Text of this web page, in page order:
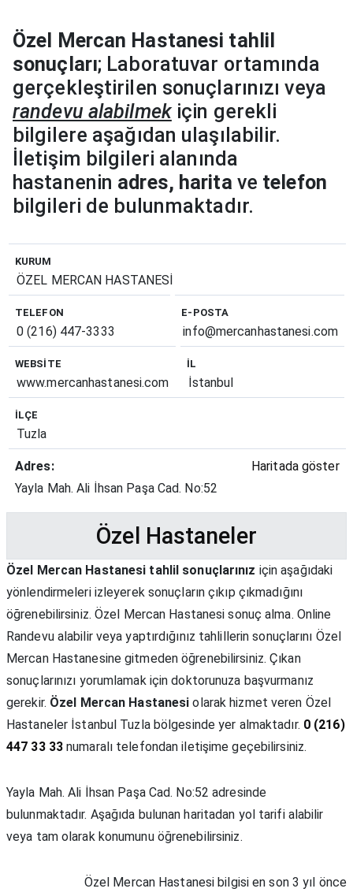
Özel Mercan Hastanesi tahlil
sonuçları; Laboratuvar ortamında
gerçekleştirilen sonuçlarınızı veya
randevu alabilmekiçin gerekli
bilgilere aşağıdan ulaşılabilir.
İletişim bilgileri alanında
hastanenin adres, harita ve telefon
bilgileri de bulunmaktadır.
KURUM
ÖZEL MERCAN HASTANESİ
TELEFON
0 (216) 447-3333
E-POSTA
info@mercanhastanesi.com
WEBSITE
www.mercanhastanesi.com
İL
İstanbul
İLÇE
Tuzla
Adres:
Haritada göster
Yayla Mah. Ali İhsan Paşa Cad. No:52
Özel Hastaneler
Özel Mercan Hastanesi tahlil sonuçlarınız için aşağıdaki
yönlendirmeleri izleyerek sonuçların çıkıp çıkmadığını
öğrenebilirsiniz. Özel Mercan Hastanesi sonuç alma. Online
Randevu alabilir veya yaptırdığınız tahlillerin sonuçlarını Özel
Mercan Hastanesine gitmeden öğrenebilirsiniz. Çıkan
sonuçlarınızı yorumlamak için doktorunuza başvurmanız
gerekir. Özel Mercan Hastanesi olarak hizmet veren Özel
Hastaneler İstanbul Tuzla bölgesinde yer almaktadır. 0 (216)
447 33 33 numaralı telefondan iletişime geçebilirsiniz.
Yayla Mah. Ali İhsan Paşa Cad. No:52 adresinde
bulunmaktadır. Aşağıda bulunan haritadan yol tarifi alabilir
veya tam olarak konumunu öğrenebilirsiniz.
Özel Mercan Hastanesi bilgisi en son 3 yıl önce